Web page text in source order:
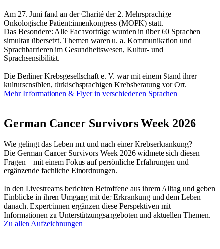
Am 27. Juni fand an der Charité der 2. Mehrsprachige
Onkologische Patient:innenkongress (MOPK) statt.
Das Besondere: Alle Fachvorträge wurden in über 60 Sprachen
simultan übersetzt. Themen waren u. a. Kommunikation und
Sprachbarrieren im Gesundheitswesen, Kultur- und
Sprachsensibilität.
Die Berliner Krebsgesellschaft e. V. war mit einem Stand ihrer
kultursensiblen, türkischsprachigen Krebsberatung vor Ort.
Mehr Informationen & Flyer in verschiedenen Sprachen
German Cancer Survivors Week 2026
Wie gelingt das Leben mit und nach einer Krebserkrankung?
Die German Cancer Survivors Week 2026 widmete sich diesen
Fragen – mit einem Fokus auf persönliche Erfahrungen und
ergänzende fachliche Einordnungen.
In den Livestreams berichten Betroffene aus ihrem Alltag und geben
Einblicke in ihren Umgang mit der Erkrankung und dem Leben
danach. Expert:innen ergänzen diese Perspektiven mit
Informationen zu Unterstützungsangeboten und aktuellen Themen.
Zu allen Aufzeichnungen